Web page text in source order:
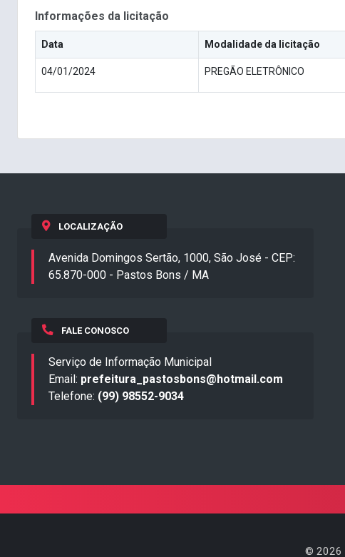
Informações da licitação
Data Modalidade da licitação
04/01/2024 PREGÃO ELETRÔNICO
LOCALIZAÇÃO
Avenida Domingos Sertão, 1000, São José - CEP:
65.870-000 - Pastos Bons / MA
FALE CONOSCO
Serviço de Informação Municipal
Email: prefeitura_pastosbons@hotmail.com
Telefone: (99) 98552-9034
© 2026